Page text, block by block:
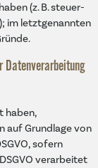
(z. B. steuer-
im letztgenannten
Datenverarbeitung
haben,
auf Grundlage von
sofern
verarbeitet